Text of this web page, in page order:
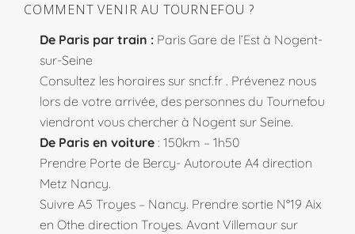
COMMENT VENIR AU TOURNEFOU ?
De Paris par train : Paris Gare de l’Est à Nogent-
sur-Seine
Consultez les horaires sur sncf.fr . Prévenez nous
lors de votre arrivée, des personnes du Tournefou
viendront vous chercher à Nogent sur Seine.
De Paris en voiture : 150km – 1h50
Prendre Porte de Bercy- Autoroute A4 direction
Metz Nancy.
Suivre A5 Troyes – Nancy. Prendre sortie N°19 Aix
en Othe direction Troyes. Avant Villemaur sur